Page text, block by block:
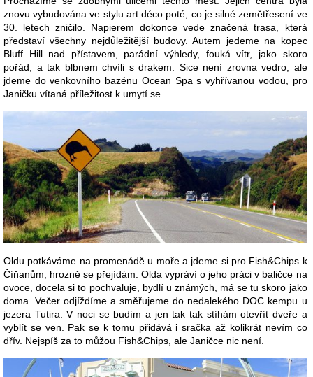
znovu vybudována ve stylu art déco poté, co je silné zemětřesení ve
30. letech zničilo. Napierem dokonce vede značená trasa, která
představí všechny nejdůležitější budovy. Autem jedeme na kopec
Bluff Hill nad přístavem, parádní výhledy, fouká vítr, jako skoro
pořád, a tak blbnem chvíli s drakem. Sice není zrovna vedro, ale
jdeme do venkovního bazénu Ocean Spa s vyhřívanou vodou, pro
Janičku vítaná příležitost k umytí se.
Oldu potkáváme na promenádě u moře a jdeme si pro Fish&Chips k
Číňanům, hrozně se přejídám. Olda vypráví o jeho práci v baličce na
ovoce, docela si to pochvaluje, bydlí u známých, má se tu skoro jako
doma. Večer odjíždíme a směřujeme do nedalekého DOC kempu u
jezera Tutira. V noci se budím a jen tak tak stíhám otevřít dveře a
vyblít se ven. Pak se k tomu přidává i sračka až kolikrát nevím co
dřív. Nejspíš za to můžou Fish&Chips, ale Janičce nic není.